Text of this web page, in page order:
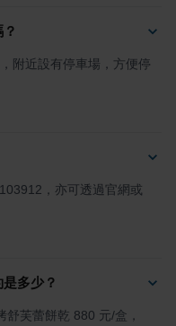
附近設有停車場，方便停
，亦可透過官網或
多少？
芙蕾餅乾 880 元/盒，